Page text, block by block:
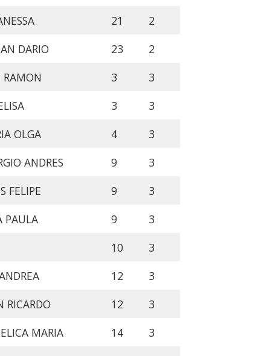
21
2
DARIO
23
2
RAMON
3
3
3
3
OLGA
4
3
ANDRES
9
3
FELIPE
9
3
PAULA
9
3
10
3
12
3
RICARDO
12
3
MARIA
14
3